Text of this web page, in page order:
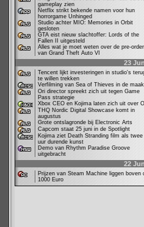
gameplay zien
Netflix strikt bekende namen voor hun
horrorgame Unhinged
Studio achter MIO: Memories in Orbit
gesloten
GTA eist nieuw slachtoffer: Lords of the
Fallen II uitgesteld
Alles wat je moet weten over de pre-order
van Grand Theft Auto VI
23
Tencent lijkt investeringen in studio's
te willen trekken
Verfilming van Sea of Thieves in de maak
Ori director spreekt zich uit tegen Game
Pass strategie
Xbox CEO en Kojima laten zich uit over
THQ Nordic Digital Showcase komt in
augustus
Grote ontslagronde bij Electronic Arts
Capcom staat 25 juni in de Spotlight
Kojima ziet Death Stranding film als twee
uur durende kunst
Demo van Rhythm Paradise Groove
uitgebracht
22
Prijzen van Steam Machine liggen boven
1000 Euro